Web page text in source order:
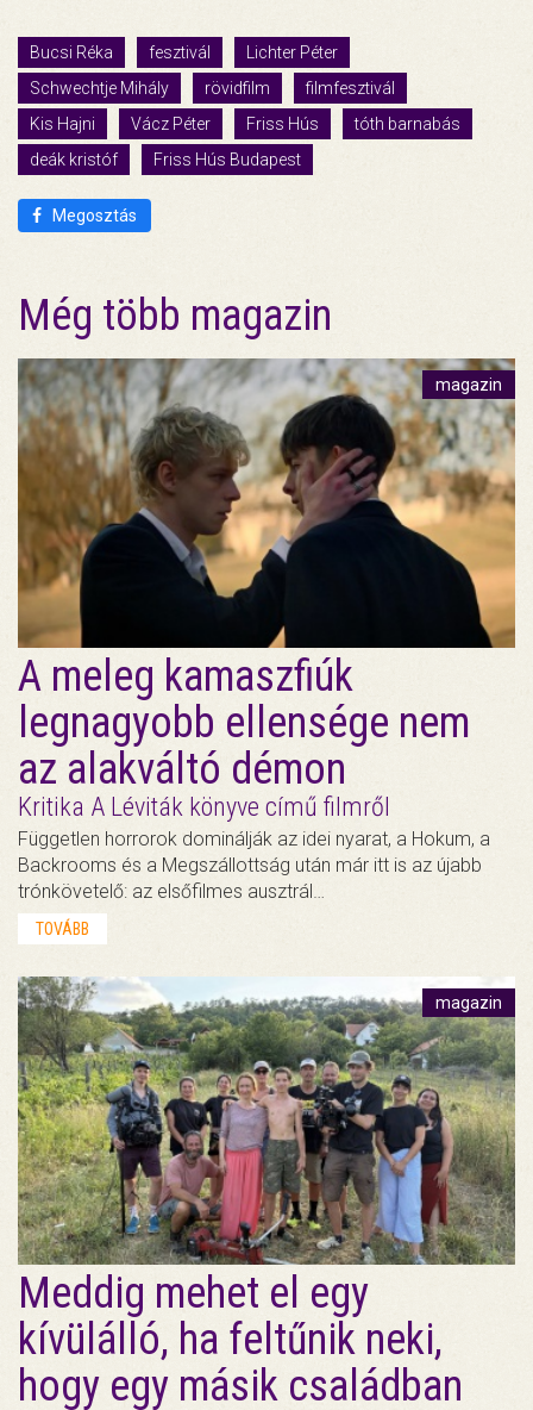
Bucsi Réka fesztivál
Lichter Péter
Schwechtje Mihály
rövidfilm
filmfesztivál
Kis Hajni
Vácz Péter Friss Hús
tóth barnabás
deák kristóf
Friss Hús Budapest
Megosztás
Még több magazin
magazin
A meleg kamaszfiúk
legnagyobb ellensége nem
az alakváltó démon
Kritika A Léviták könyve című filmről
Független horrorok dominálják az idei nyarat, a Hokum, a
Backrooms és a Megszállottság után már itt is az újabb
trónkövetelő: az elsőfilmes ausztrál…
TOVÁBB
magazin
Meddig mehet el egy
kívülálló, ha feltűnik neki,
hogy egy másik családban